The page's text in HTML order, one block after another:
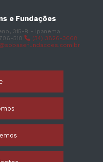
e Fundações
315-B - Ipanema
510
(34) 3826-3668